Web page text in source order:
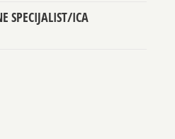
SPECIJALIST/ICA